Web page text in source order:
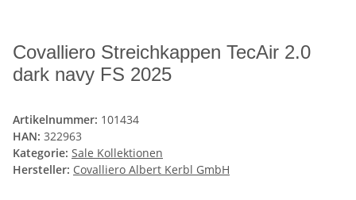
Covalliero Streichkappen TecAir 2.0
dark navy FS 2025
Artikelnummer: 101434
HAN: 322963
Kategorie: Sale Kollektionen
Hersteller: Covalliero Albert Kerbl GmbH